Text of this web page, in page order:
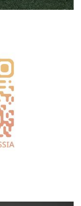
и
хожу и